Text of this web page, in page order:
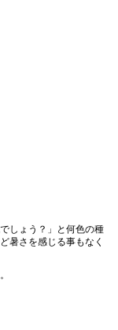
しょう？」と何色の種
暑さを感じる事もなく